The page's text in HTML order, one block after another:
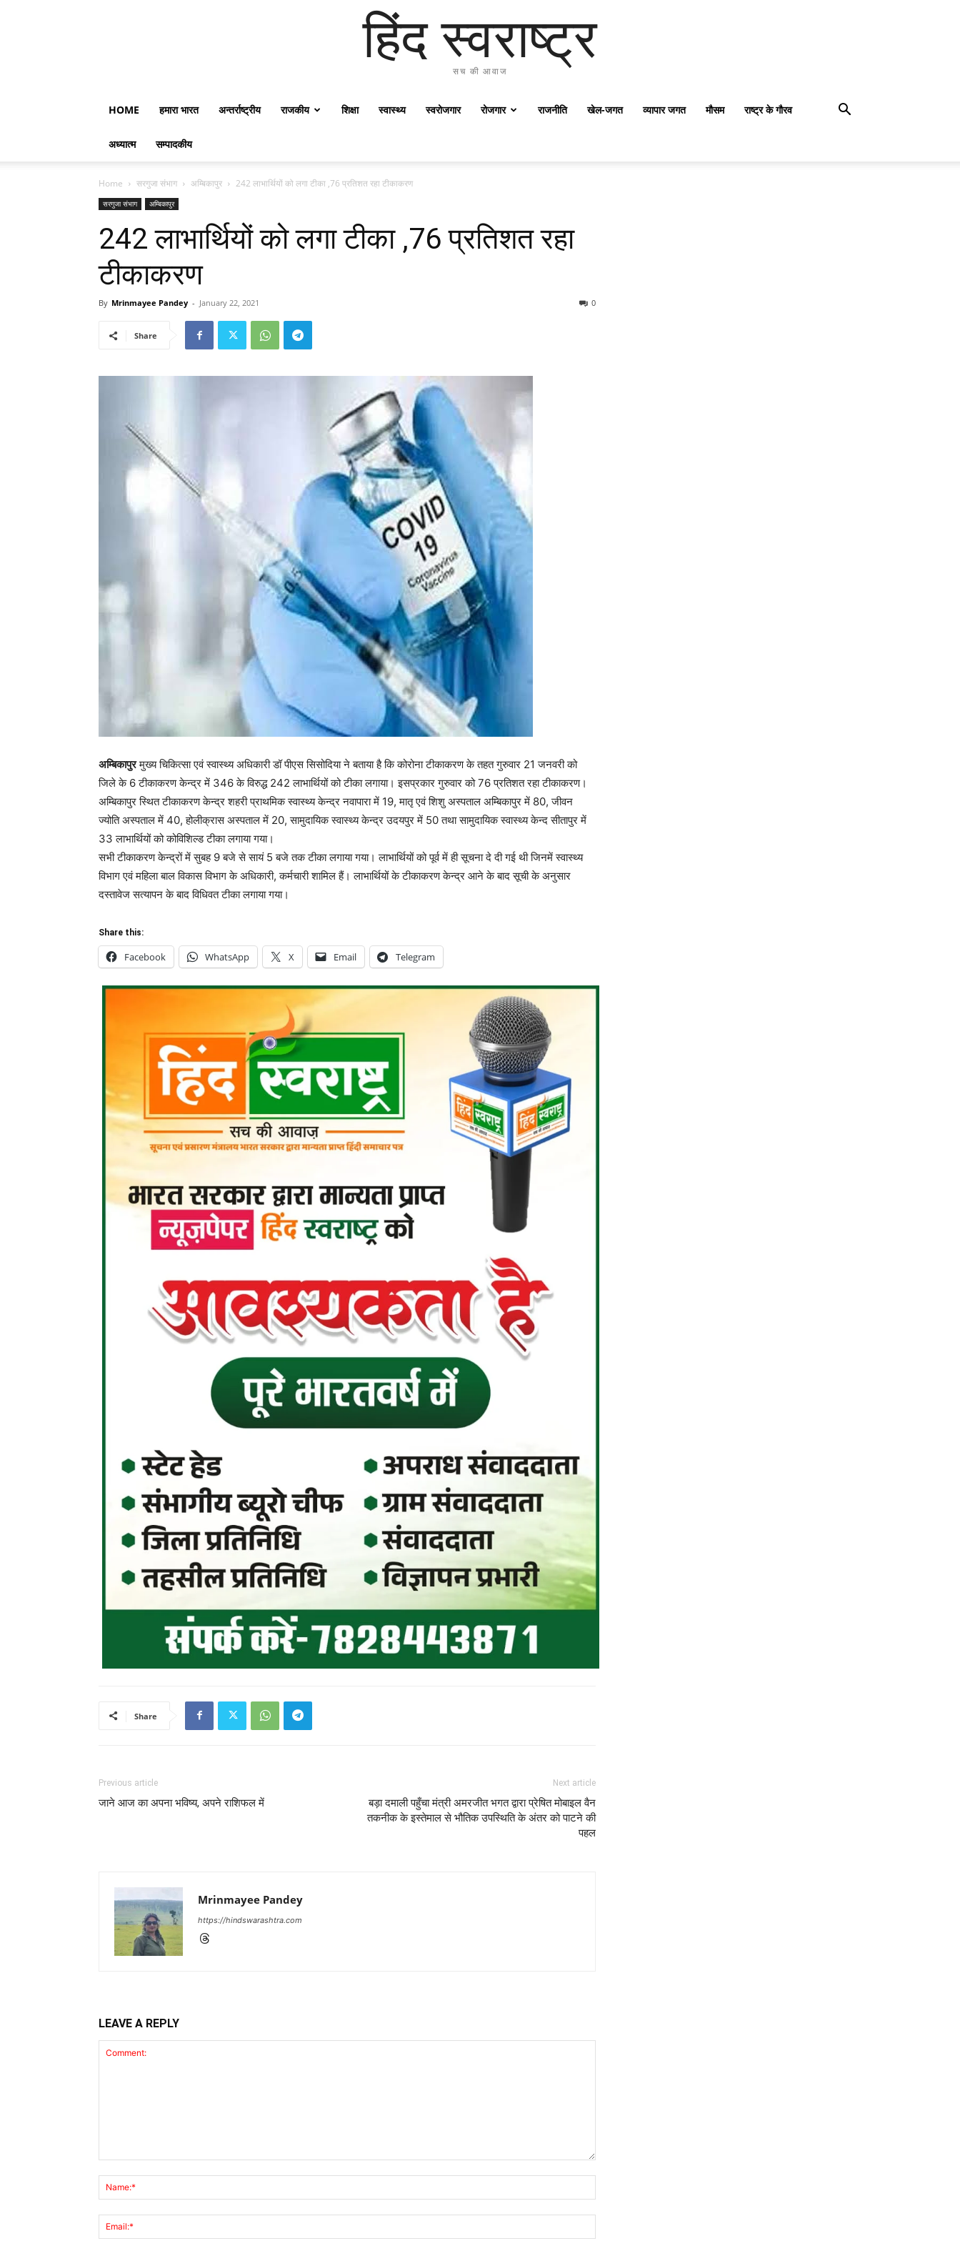
हिंद स्वराष्ट्र
सच की आवाज
HOME हमारा भारत अन्तर्राष्ट्रीय राजकीय शिक्षा स्वास्थ्य स्वरोजगार रोजगार राजनीति खेल-जगत व्यापार जगत मौसम राष्ट्र के गौरव
अध्यात्म सम्पादकीय
Home सरगुजा संभाग अम्बिकापुर 242 लाभार्थियों को लगा टीका ,76 प्रतिशत रहा टीकाकरण
सरगुजा संभाग अम्बिकापुर
242 लाभार्थियों को लगा टीका ,76 प्रतिशत रहा
टीकाकरण
By Mrinmayee Pandey - January 22, 2021 0
Share
अम्बिकापुरमुख्य चिकित्सा एवं स्वास्थ्य अधिकारी डॉ पीएस सिसोदिया ने बताया है कि कोरोना टीकाकरण के तहत गुरुवार 21 जनवरी को
जिले के 6 टीकाकरण केन्द्र में 346 के विरुद्ध 242 लाभार्थियों को टीका लगाया। इसप्रकार गुरुवार को 76 प्रतिशत रहा टीकाकरण।
अम्बिकापुर स्थित टीकाकरण केन्द्र शहरी प्राथमिक स्वास्थ्य केन्द्र नवापारा में 19, मातृ एवं शिशु अस्पताल अम्बिकापुर में 80, जीवन
ज्योति अस्पताल में 40, होलीक्रास अस्पताल में 20, सामुदायिक स्वास्थ्य केन्द्र उदयपुर में 50 तथा सामुदायिक स्वास्थ्य केन्द सीतापुर में
33 लाभार्थियों को कोविशिल्ड टीका लगाया गया।
सभी टीकाकरण केन्द्रों में सुबह 9 बजे से सायं 5 बजे तक टीका लगाया गया। लाभार्थियों को पूर्व में ही सूचना दे दी गई थी जिनमें स्वास्थ्य
विभाग एवं महिला बाल विकास विभाग के अधिकारी, कर्मचारी शामिल हैं। लाभार्थियों के टीकाकरण केन्द्र आने के बाद सूची के अनुसार
दस्तावेज सत्यापन के बाद विधिवत टीका लगाया गया।
Share this:
Facebook WhatsApp X Email Telegram
Share
Previous article
जाने आज का अपना भविष्य, अपने राशिफल में
Next article
बड़ा दमाली पहुँचा मंत्री अमरजीत भगत द्वारा प्रेषित मोबाइल वैन
तकनीक के इस्तेमाल से भौतिक उपस्थिति के अंतर को पाटने की
पहल
Mrinmayee Pandey
https://hindswarashtra.com
LEAVE A REPLY